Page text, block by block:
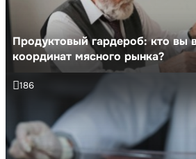
Продуктовый гардероб: кто вы
координат мясного рынка?
186